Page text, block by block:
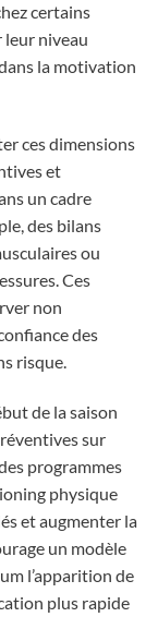
certains
niveau
la motivation
ces dimensions
et
un cadre
des bilans
ou
Ces
non
des
risque.
de la saison
sur
programmes
physique
et augmenter la
un modèle
l’apparition de
plus rapide